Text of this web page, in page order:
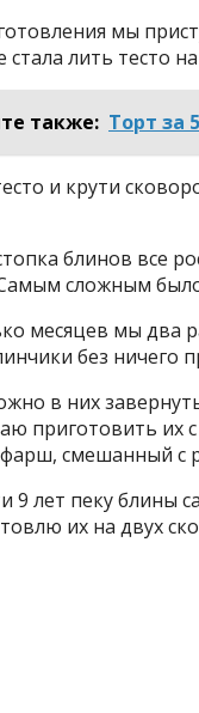
мы
стала лить тесто
также: Торт за
и крути
блинов все
сложным
месяцев мы два
без ничего
в них
приготовить их
смешанный с
9 лет пеку блины
их на двух